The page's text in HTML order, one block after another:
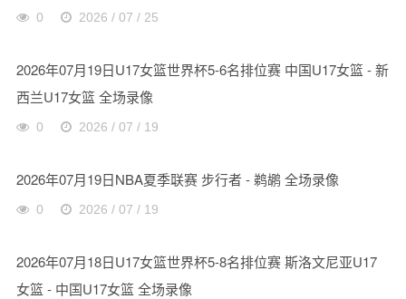
0 2026 / 07 / 25
2026年07月19日U17女篮世界杯5-6名排位赛 中国U17女篮 - 新
西兰U17女篮 全场录像
0 2026 / 07 / 19
2026年07月19日NBA夏季联赛 步行者 - 鹈鹕 全场录像
0 2026 / 07 / 19
2026年07月18日U17女篮世界杯5-8名排位赛 斯洛文尼亚U17
女篮 - 中国U17女篮 全场录像